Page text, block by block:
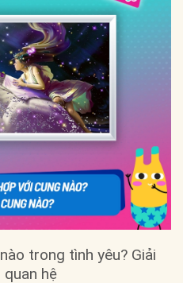
trong tình yêu? Giải
hệ